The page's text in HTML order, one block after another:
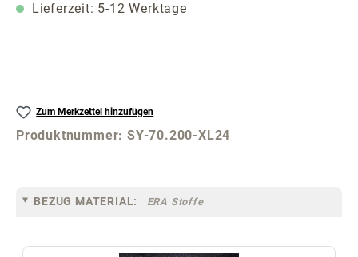
Lieferzeit: 5-12 Werktage
Zum Merkzettel hinzufügen
Produktnummer:SY-70.200-XL24
BEZUG MATERIAL: ERA Stoffe